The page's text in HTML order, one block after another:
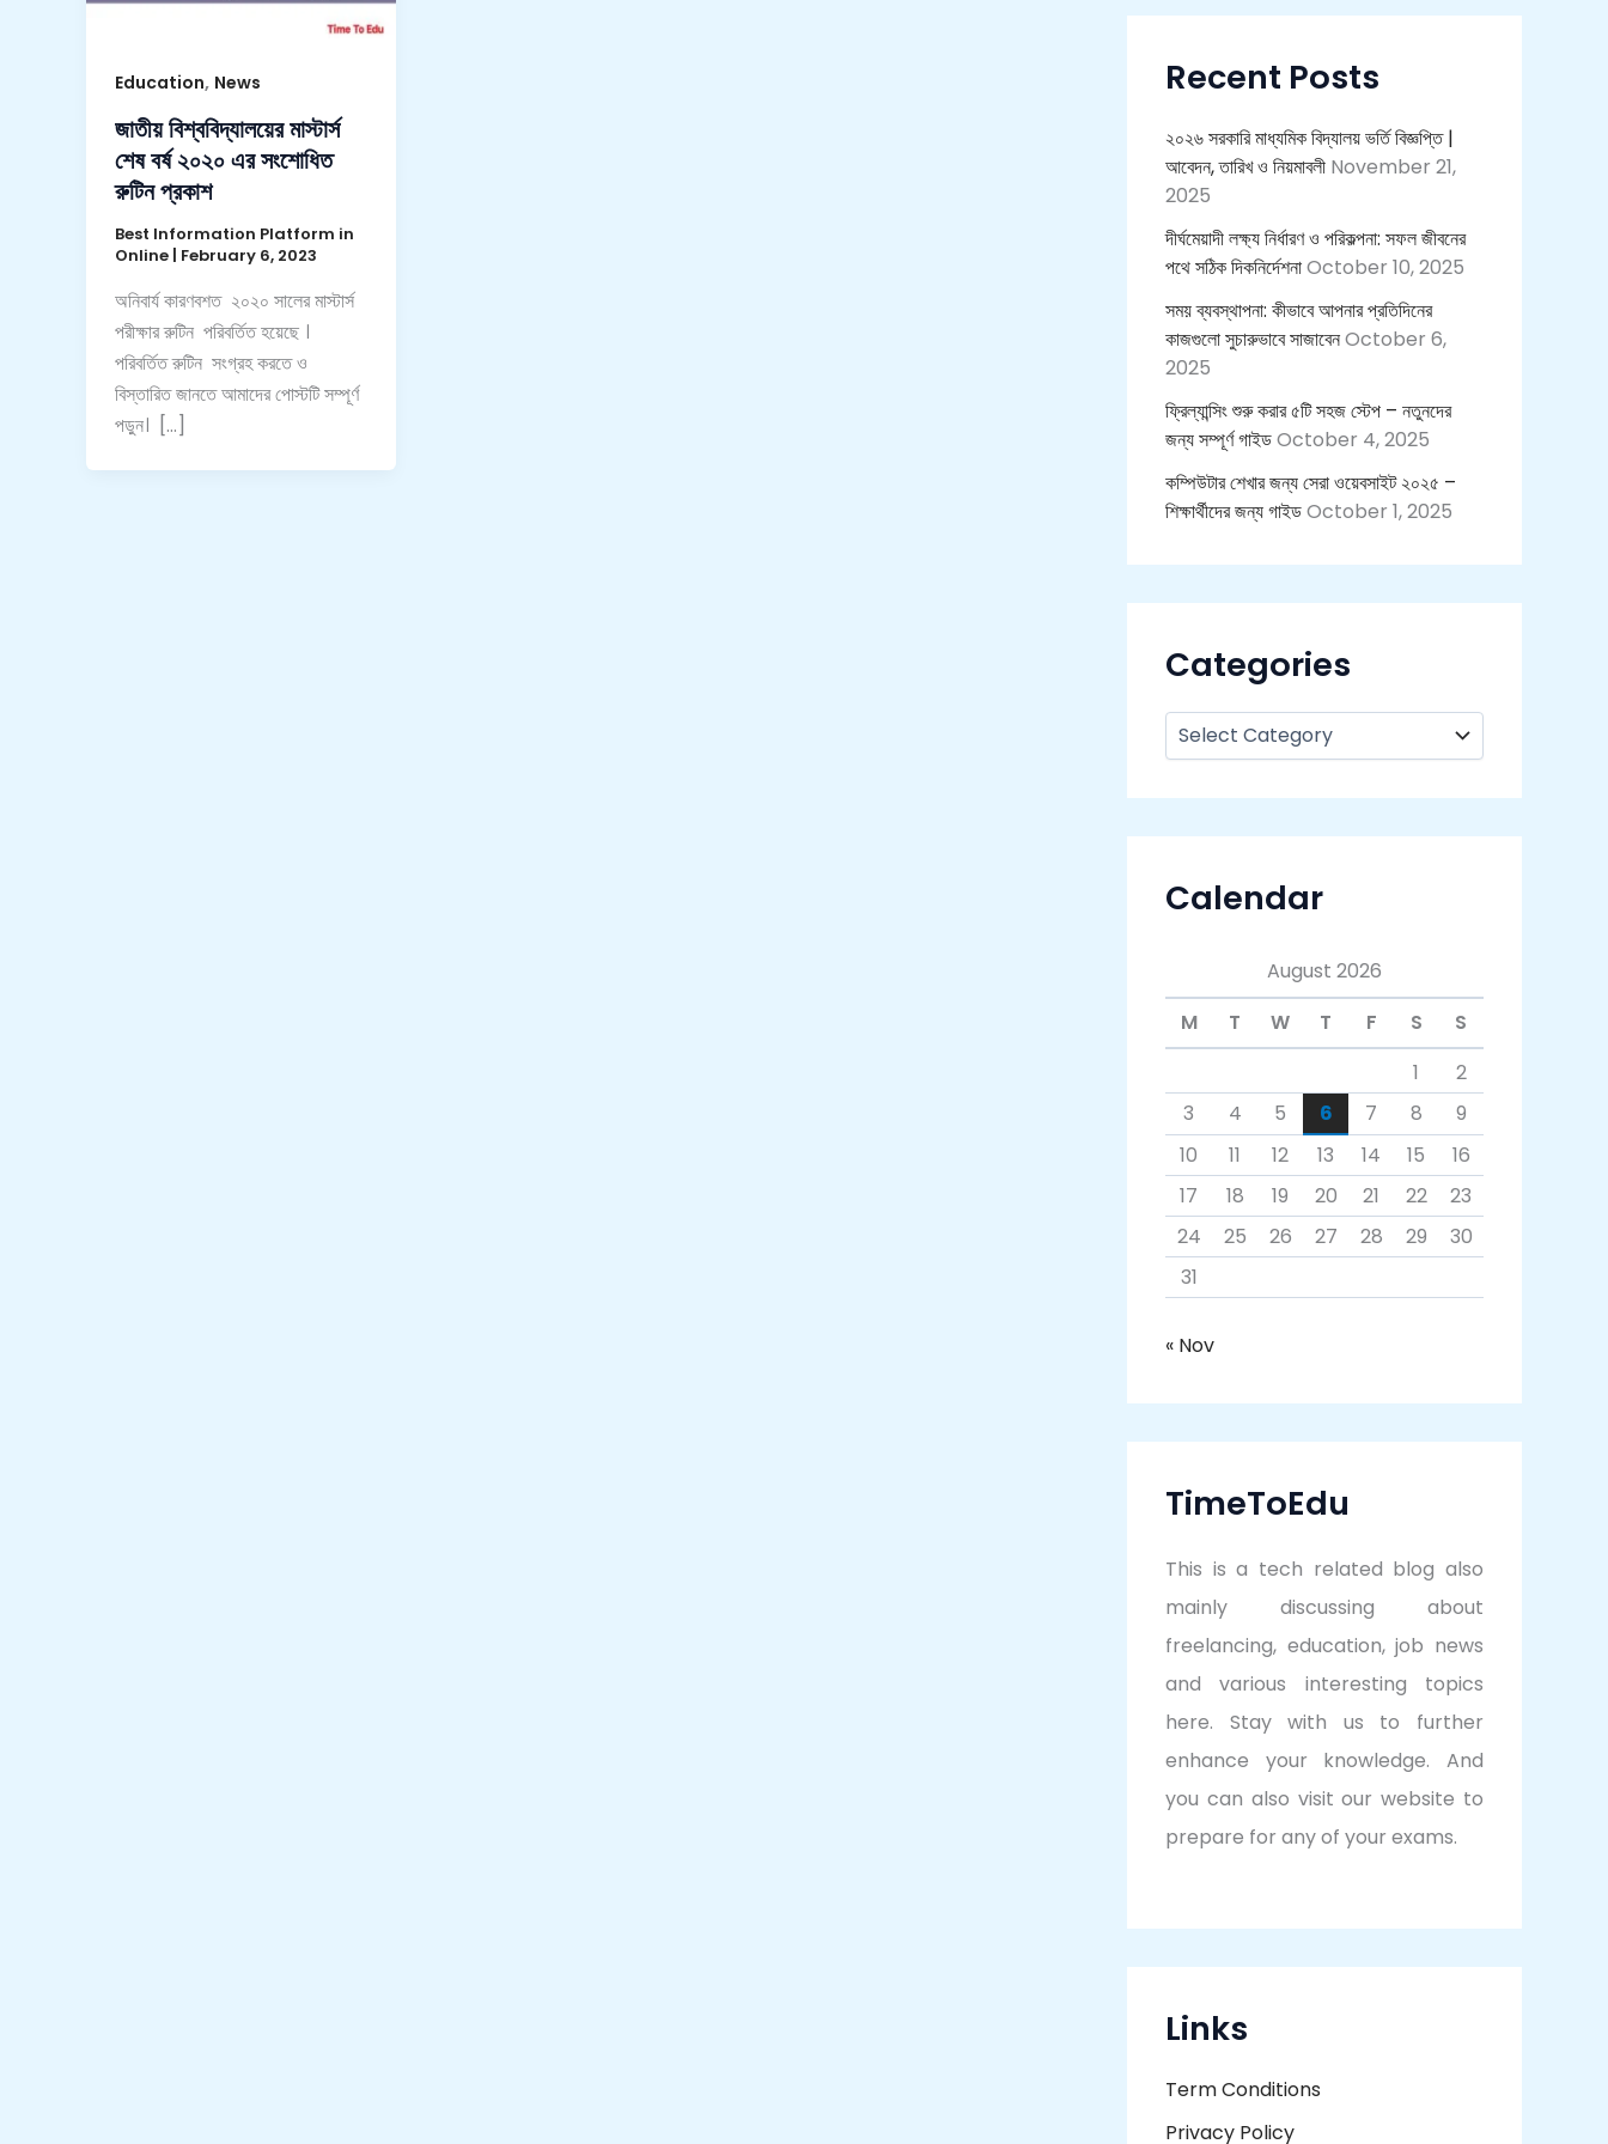
Education, News
জাতীয় বিশ্ববিদ্যালয়ের মাস্টার্স
শেষ বর্ষ ২০২০ এর সংশোধিত
রুটিন প্রকাশ
Best Information Platform in
Online | February 6, 2023
অনিবার্য কারণবশত ২০২০ সালের মাস্টার্স
পরীক্ষার রুটিন পরিবর্তিত হয়েছে ।
পরিবর্তিত রুটিন সংগ্রহ করতে ও
বিস্তারিত জানতে আমাদের পোস্টটি সম্পূর্ণ
পড়ুন। […]
c
o
Recent Posts
২০২৬ সরকারি মাধ্যমিক বিদ্যালয় ভর্তি বিজ্ঞপ্তি |
আবেদন, তারিখ ও নিয়মাবলী November 21,
2025
দীর্ঘমেয়াদী লক্ষ্য নির্ধারণ ও পরিকল্পনা: সফল জীবনের
পথে সঠিক দিকনির্দেশনাOctober 10, 2025
সময় ব্যবস্থাপনা: কীভাবে আপনার প্রতিদিনের
কাজগুলো সুচারুভাবে সাজাবেনOctober 6,
2025
ফ্রিল্যান্সিং শুরু করার ৫টি সহজ স্টেপ – নতুনদের
জন্য সম্পূর্ণ গাইডOctober 4, 2025
কম্পিউটার শেখার জন্য সেরা ওয়েবসাইট ২০২৫ –
শিক্ষার্থীদের জন্য গাইডOctober 1, 2025
Categories
Calendar
August 2026
M
T W T F S
S
1
2
3
4 5 6 7 8
9
10
11 12 13 14 15
16
17
18 19 20 21 22
23
24
25 26 27 28 29
30
31
« Nov
TimeToEdu
This is a tech related blog also
mainly discussing about
freelancing, education, job news
and various interesting topics
here. Stay with us to further
enhance your knowledge. And
you can also visit our website to
prepare for any of your exams.
Links
Term Conditions
Privacy Policy